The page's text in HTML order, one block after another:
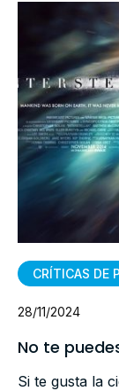
CRÍTICAS DE
28/11/2024
No te
Si te gusta la